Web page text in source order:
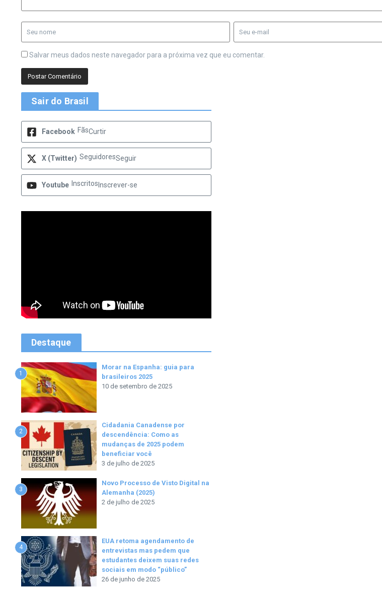
Salvar meus dados neste navegador para a próxima vez que eu comentar.
Sair do Brasil
Facebook FãsCurtir
X (Twitter) SeguidoresSeguir
Youtube Inscritos Inscrever-se
Destaque
1
Morar na Espanha: guia para
brasileiros 2025
10 de setembro de 2025
2
Cidadania Canadense por
descendência: Como as
mudanças de 2025 podem
beneficiar você
3 de julho de 2025
3
Novo Processo de Visto Digital na
Alemanha (2025)
2 de julho de 2025
4
EUA retoma agendamento de
entrevistas mas pedem que
estudantes deixem suas redes
sociais em modo “público”
26 de junho de 2025